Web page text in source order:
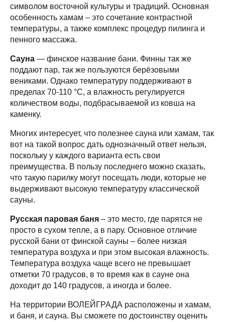
символом восточной культуры и традиций. Основная
особенность хамам – это сочетание контрастной
температуры, а также комплекс процедур пилинга и
пенного массажа.
Сауна — финское название бани. Финны так же
поддают пар, так же пользуются берёзовыми
вениками. Однако температуру поддерживают в
пределах 70-110 °C, а влажность регулируется
количеством воды, подбрасываемой из ковша на
каменку.
Многих интересует, что полезнее сауна или хамам, так
вот на такой вопрос дать однозначный ответ нельзя,
поскольку у каждого варианта есть свои
преимущества. В пользу последнего можно сказать,
что такую парилку могут посещать люди, которые не
выдерживают высокую температуру классической
сауны.
Русская паровая баня – это место, где парятся не
просто в сухом тепле, а в пару. Основное отличие
русской бани от финской сауны – более низкая
температура воздуха и при этом высокая влажность.
Температура воздуха чаще всего не превышает
отметки 70 градусов, в то время как в сауне она
доходит до 140 градусов, а иногда и более.
На территории ВОЛЕЙГРАДА расположены и хамам,
и баня, и сауна. Вы сможете по достоинству оценить